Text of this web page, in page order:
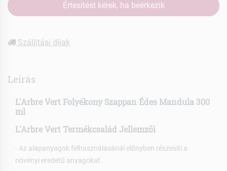
Értesítést kérek, ha beérkezik
Szállítási díjak
Leírás
L'Arbre Vert Folyékony Szappan Édes Mandula 300
ml
L'Arbre Vert Termékcsalád Jellemzői
- Az alapanyagok felhasználásánál előnyben részesíti a
növényi eredetű anyagokat.